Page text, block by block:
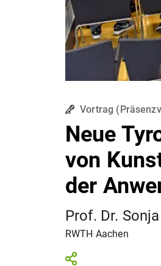
Vortrag (
Neue
von
der
Prof. Dr.
RWTH Aachen